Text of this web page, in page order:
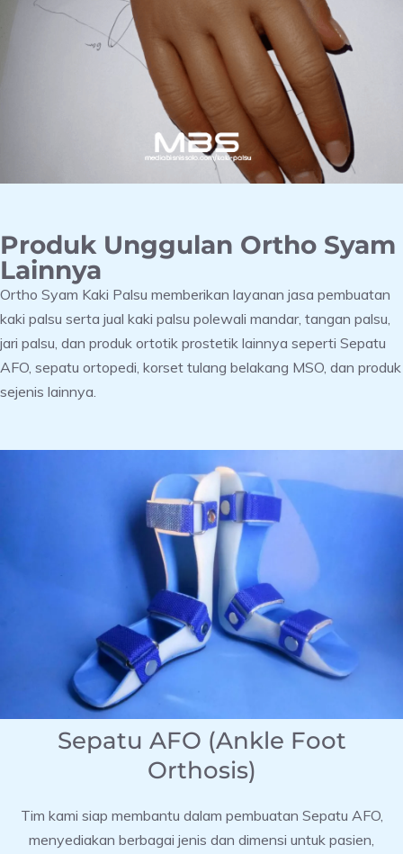
Produk Unggulan Ortho Syam
Lainnya
Ortho Syam Kaki Palsu memberikan layanan jasa pembuatan
kaki palsu serta jual kaki palsu polewali mandar, tangan palsu,
jari palsu, dan produk ortotik prostetik lainnya seperti Sepatu
AFO, sepatu ortopedi, korset tulang belakang MSO, dan produk
sejenis lainnya.
Sepatu AFO (Ankle Foot
Orthosis)
Tim kami siap membantu dalam pembuatan Sepatu AFO,
menyediakan berbagai jenis dan dimensi untuk pasien,